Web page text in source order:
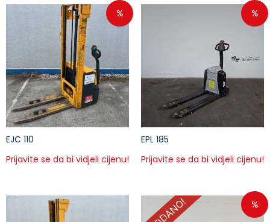
%
EJC 110
Prijavite se da bi vidjeli cijenu!
%
EPL 185
Prijavite se da bi vidjeli cijenu!
%